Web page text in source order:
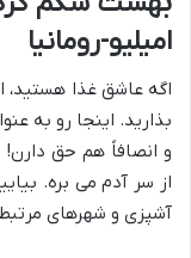
امیلیو-رومانیا
اگه عاشق غذا هستید،
بذارید. اینجا رو به
و انصافاً هم حق
از سر آدم می بره.
آشپزی و شهرهای